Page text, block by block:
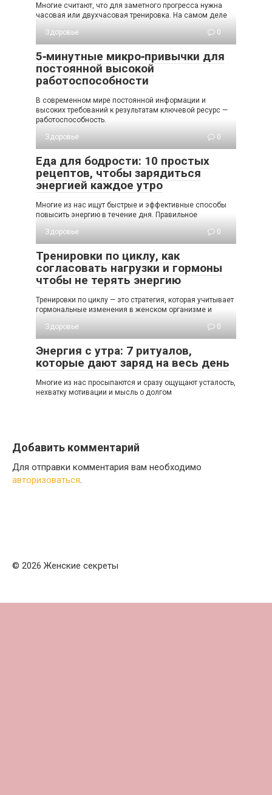
Многие считают, что для заметного прогресса нужна
часовая или двухчасовая тренировка. На самом деле
Здоровье
0
5‑минутные микро‑привычки для
постоянной высокой
работоспособности
В современном мире постоянной информации и
высоких требований к результатам ключевой ресурс —
работоспособность.
Здоровье
0
Еда для бодрости: 10 простых
рецептов, чтобы зарядиться
энергией каждое утро
Многие из нас ищут быстрые и эффективные способы
повысить энергию в течение дня. Правильное
Здоровье
0
Тренировки по циклу, как
согласовать нагрузки и гормоны
чтобы не терять энергию
Тренировки по циклу — это стратегия, которая учитывает
гормональные изменения в женском организме и
Здоровье
0
Энергия с утра: 7 ритуалов,
которые дают заряд на весь день
Многие из нас просыпаются и сразу ощущают усталость,
нехватку мотивации и мысль о долгом
Добавить комментарий
Для отправки комментария вам необходимо
авторизоваться.
© 2026 Женские секреты